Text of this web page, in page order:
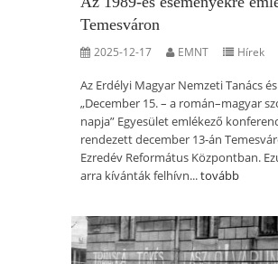
Temesváron
2025-12-17 EMNT Hírek
Az Erdélyi Magyar Nemzeti Tanács
„December 15. – a román–magyar
napja” Egyesület emlékező
rendezett december 13-án
Ezredév Református Központban.
arra kívánták felhívn...tovább